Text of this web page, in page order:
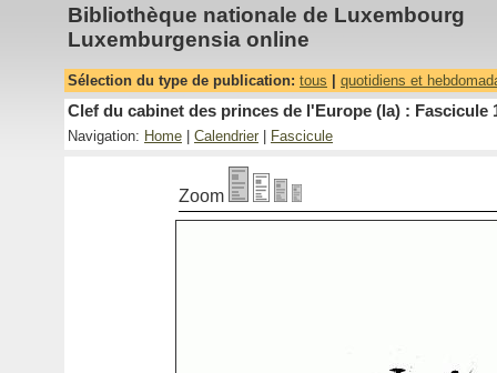
Bibliothèque nationale de Luxembourg
Luxemburgensia online
Sélection du type de publication: tous quotidiens et
Clef du cabinet des princes de l'Europe (la) : Fascicule
Navigation: Home Calendrier Fascicule
Zoom